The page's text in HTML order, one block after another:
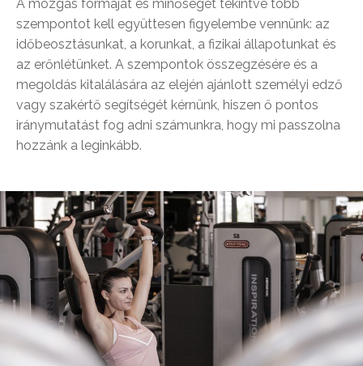
A mozgás formáját és minőségét tekintve több
szempontot kell együttesen figyelembe vennünk: az
időbeosztásunkat, a korunkat, a fizikai állapotunkat és
az erőnlétünket. A szempontok összegzésére és a
megoldás kitalálására az elején ajánlott személyi edző
vagy szakértő segítségét kérnünk, hiszen ő pontos
iránymutatást fog adni számunkra, hogy mi passzolna
hozzánk a leginkább.